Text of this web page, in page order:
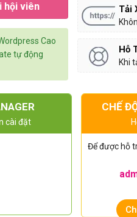
hội viên
Cao
tự động
Tải
Hỗ
Khi
cài đặt
CHẾ
Để được hỗ